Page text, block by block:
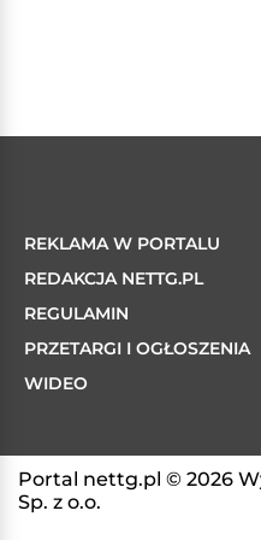
REKLAMA W PORTALU
REDAKCJA NETTG.PL
REGULAMIN
PRZETARGI I OGŁOSZENIA
WIDEO
Portal nettg.pl © 2026
Sp. z o.o.